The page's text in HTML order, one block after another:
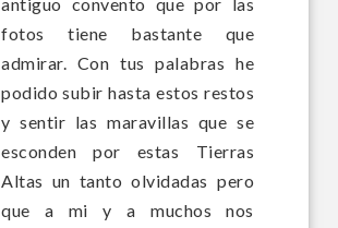
fotos tiene bastante que
admirar. Con tus palabras he
podido subir hasta estos restos
y sentir las maravillas que se
esconden por estas Tierras
Altas un tanto olvidadas pero
que a mi y a muchos nos